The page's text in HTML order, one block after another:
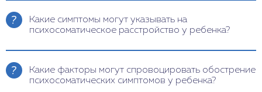
Какие симптомы могут указывать на
психосоматическое расстройство у ребенка?
Симптомы могут включать повторяющиеся
пищеварения, такие как запоры или диарея, а
также боли в мышцах и суставах. Часто эти
Какие факторы могут спровоцировать обострение
психосоматических симптомов у ребенка?